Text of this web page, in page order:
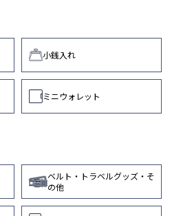
小銭入れ
ミニウォレット
ベルト・トラベルグッズ・そ
の他